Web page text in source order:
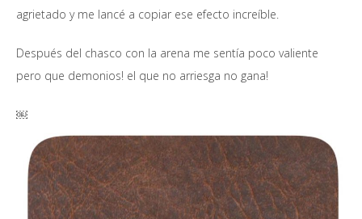
agrietado y me lancé a copiar ese efecto increíble.
Después del chasco con la arena me sentía poco valiente
pero que demonios! el que no arriesga no gana!
￼